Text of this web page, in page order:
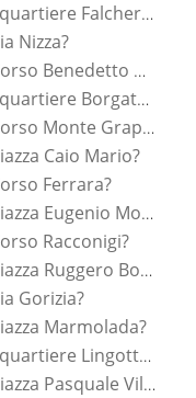
Vendere o Affittare nel quartiere Falchera?
Nizza?
Vendere o Affittare in Corso Benedetto Croce?
Vendere o Affittare nel quartiere Borgata Vittoria?
Vendere o Affittare in Corso Monte Grappa?
Caio Mario?
Ferrara?
Vendere o Affittare in Piazza Eugenio Montale?
Racconigi?
Vendere o Affittare in Piazza Ruggero Bonghi?
Gorizia?
Marmolada?
Vendere o Affittare nel quartiere Lingotto?
Vendere o Affittare in Piazza Pasquale Villari?